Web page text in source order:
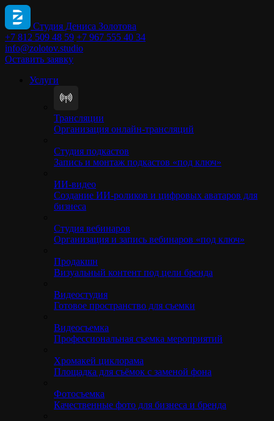
Студия Дениса Золотова
+7 812 509 48 59 +7 967 555 40 34
info@zolotov.studio
Оставить заявку
Услуги
Трансляции
Организация онлайн-трансляций
Студия подкастов
Запись и монтаж подкастов «под ключ»
ИИ-видео
Создание ИИ-роликов и цифровых аватаров для
бизнеса
Студия вебинаров
Организация и запись вебинаров «под ключ»
Продакшн
Визуальный контент под цели бренда
Видеостудия
Готовое пространство для съемки
Видеосъемка
Профессиональная съемка мероприятий
Хромакей циклорама
Площадка для съёмок с заменой фона
Фотосъемка
Качественные фото для бизнеса и бренда